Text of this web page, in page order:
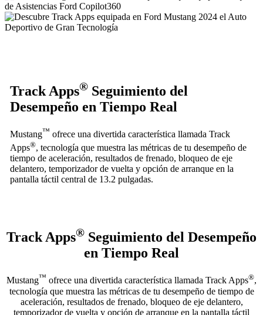
Track Apps®Seguimiento del
Desempeño en Tiempo Real
Mustang™ ofrece una divertida característica llamada Track
Apps®, tecnología que muestra las métricas de tu desempeño de
tiempo de aceleración, resultados de frenado, bloqueo de eje
delantero, temporizador de vuelta y opción de arranque en la
pantalla táctil central de 13.2 pulgadas.
Track Apps® Seguimiento del Desempeño
en Tiempo Real
Mustang™ ofrece una divertida característica llamada Track Apps®,
tecnología que muestra las métricas de tu desempeño de tiempo de
aceleración, resultados de frenado, bloqueo de eje delantero,
temporizador de vuelta y opción de arranque en la pantalla táctil